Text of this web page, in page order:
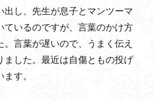
出し、先生が息子とマンツーマ
ているのですが、言葉のかけ方
言葉が遅いので、うまく伝え
した。最近は自傷ともの投げ
す。